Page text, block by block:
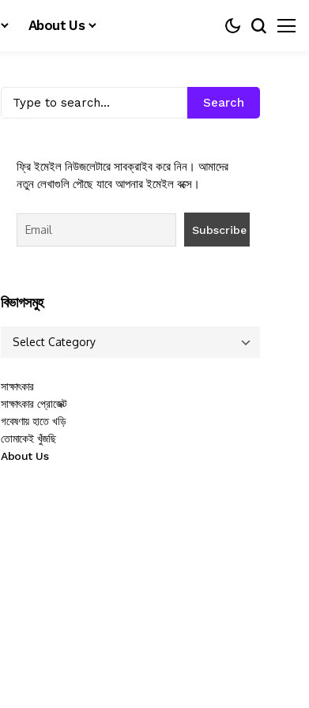
About Us
Search
ফ্রি ইমেইল নিউজলেটারে সাবক্রাইব করে নিন। আমাদের
নতুন লেখাগুলি পৌছে যাবে আপনার ইমেইল বক্সে।
বিভাগসমুহ
সাক্ষাৎকার
সাক্ষাৎকার প্রোজেক্ট
গবেষণায় হাতে খড়ি
তোমাকেই খুঁজছি
About Us